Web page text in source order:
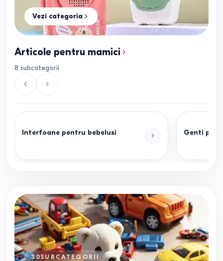
Vezi categoria
Articole pentru mamici
8 subcategorii
Interfoane pentru bebelusi Genti
30SUBCATEGORII